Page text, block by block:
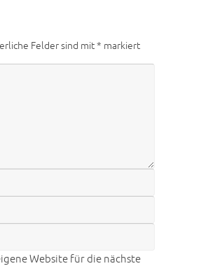
Felder sind mit* markiert
Website für die nächste